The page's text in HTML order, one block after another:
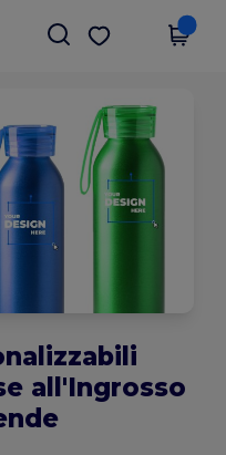
Scarica app
all'Ingrosso